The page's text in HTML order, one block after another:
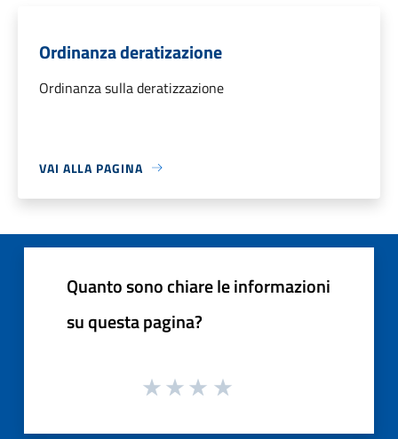
Ordinanza deratizazione
Ordinanza sulla deratizzazione
VAI ALLA PAGINA
Quanto sono chiare le informazioni
su questa pagina?